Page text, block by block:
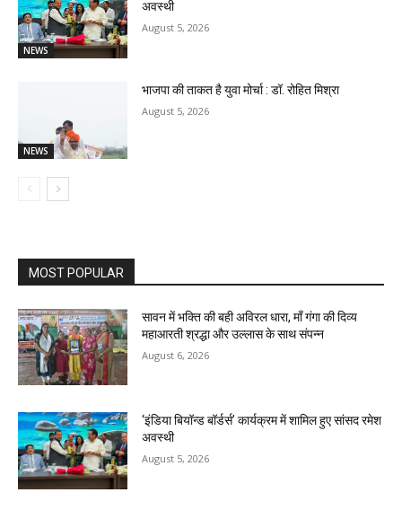
NEWS
अवस्थी
August 5, 2026
NEWS
भाजपा की ताकत है युवा मोर्चा : डॉ. रोहित मिश्रा
August 5, 2026
MOST POPULAR
सावन में भक्ति की बही अविरल धारा, माँ गंगा की दिव्य
महाआरती श्रद्धा और उल्लास के साथ संपन्न
August 6, 2026
‘इंडिया बियॉन्ड बॉर्डर्स’ कार्यक्रम में शामिल हुए सांसद रमेश
अवस्थी
August 5, 2026